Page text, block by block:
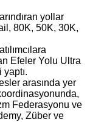
yollar
80K, 50K, 30K,
Efeler Yolu Ultra
arasında yer
Federasyonu ve
Züber ve